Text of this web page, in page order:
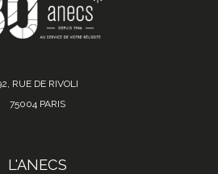
RUE DE RIVOLI
75004 PARIS
L'ANECS